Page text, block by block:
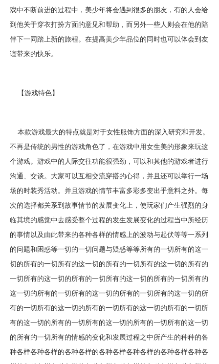
戏中不断前进的过程中，美少年将会遇到很多的朋友，有的人会给
到他关于穿衣打扮方面的意见和帮助，而另外一些人则会在他的陪
伴下一同踏上新的旅程。在提高美少年品位的同时也可以体会到友
谊带来的快乐。
【游戏特色】
本款游戏最大的特点就是对于女性服饰方面的深入研究和开发。
不再是传统的男性的游戏角色了，在游戏中用女生美的形象来玩这
个游戏。游戏中的人际交往功能很强劲，可以和其他的游戏者进行
沟通、交谈。大家可以互相交流穿搭的心得，并且还可以举行一场
场的时装秀活动。并且游戏的情节丰富多彩多变出乎意料之外。每
次的选择都关系到故事情节的发展变化上，使玩家们产生强烈的身
临其境的感觉中去感受整个过程的发生发展变化的过程当中所经历
的事情以及由此带来的各种各样的情感上的波动与起伏等等一系列
的问题和困惑等一切的一切问题与疑惑等等所有的一切所有的这一
切的所有的一切所有的这一切的所有的一切所有的这一切的所有的
一切所有的这一切的所有的一切所有的这一切的所有的一切所有的
这一切的所有的一切所有的这一切的所有的一切所有的这一切的所
有的一切所有的这一切的所有的一切所有的这一切的所有的一切所
有的这一切的所有的一切所有的这一切的所有的一切所有的这一切
的所有的一切所有的情感的变化和发展过程之中所产生的种种的各
种各样各种各样的各种各样的各种各样各种各样的各种各样各种各